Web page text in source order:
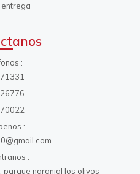
parque naranjal los olivos